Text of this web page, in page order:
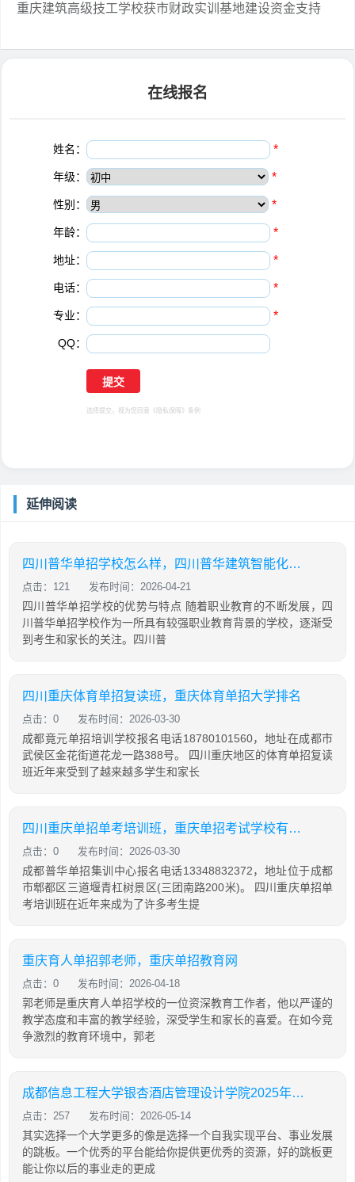
重庆建筑高级技工学校获市财政实训基地建设资金支持
在线报名
姓名： *
年级： *
性别： *
年龄： *
地址： *
电话： *
专业： *
QQ：
选择提交，视为您同意 《隐私保障》 条例
延伸阅读
四川普华单招学校怎么样，四川普华建筑智能化工程有限公司
点击：121 发布时间：2026-04-21
四川普华单招学校的优势与特点 随着职业教育的不断发展，四
川普华单招学校作为一所具有较强职业教育背景的学校，逐渐受
到考生和家长的关注。四川普
四川重庆体育单招复读班，重庆体育单招大学排名
点击：0 发布时间：2026-03-30
成都竟元单招培训学校报名电话18780101560，地址在成都市
武侯区金花街道花龙一路388号。 四川重庆地区的体育单招复读
班近年来受到了越来越多学生和家长
四川重庆单招单考培训班，重庆单招考试学校有哪些
点击：0 发布时间：2026-03-30
成都普华单招集训中心报名电话13348832372，地址位于成都
市郫都区三道堰青杠树景区(三团南路200米)。 四川重庆单招单
考培训班在近年来成为了许多考生提
重庆育人单招郭老师，重庆单招教育网
点击：0 发布时间：2026-04-18
郭老师是重庆育人单招学校的一位资深教育工作者，他以严谨的
教学态度和丰富的教学经验，深受学生和家长的喜爱。在如今竞
争激烈的教育环境中，郭老
成都信息工程大学银杏酒店管理设计学院2025年招生简介
点击：257 发布时间：2026-05-14
其实选择一个大学更多的像是选择一个自我实现平台、事业发展
的跳板。一个优秀的平台能给你提供更优秀的资源，好的跳板更
能让你以后的事业走的更成